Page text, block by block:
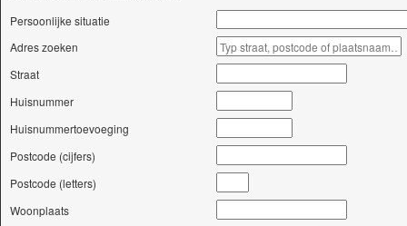
Persoonlijke situatie
Adres zoeken
Straat
Huisnummer
Huisnummertoevoeging
Postcode (cijfers)
Postcode (letters)
Woonplaats